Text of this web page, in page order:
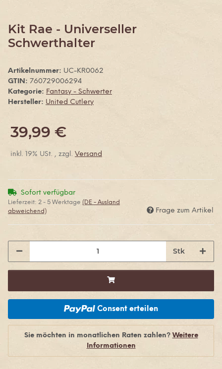
Kit Rae - Universeller
Schwerthalter
Artikelnummer: UC-KR0062
GTIN: 760729006294
Kategorie: Fantasy - Schwerter
Hersteller: United Cutlery
39,99 €
inkl. 19% USt. , zzgl. Versand
Sofort verfügbar
Lieferzeit: 2 - 5 Werktage (DE - Ausland
abweichend)
Frage zum Artikel
Stk
Consent erteilen
Sie möchten in monatlichen Raten zahlen? Weitere
Informationen